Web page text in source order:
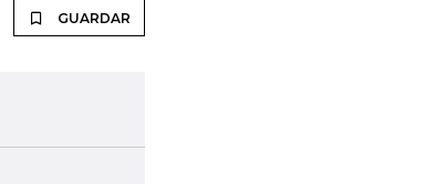
GUARDAR